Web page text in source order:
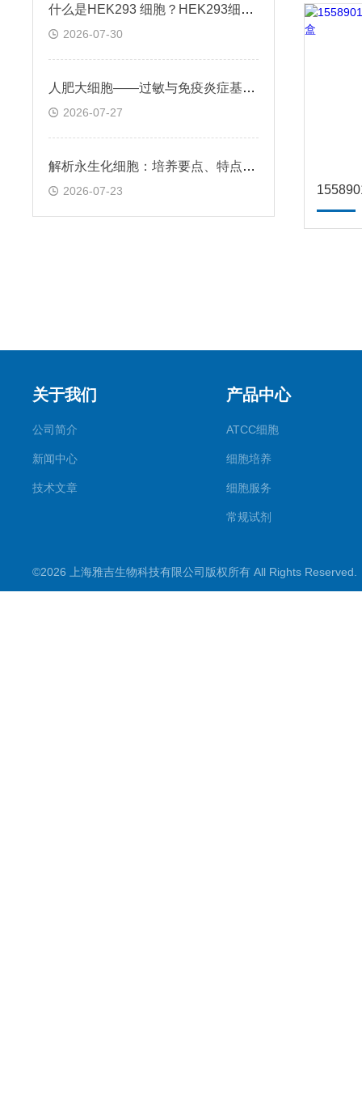
什么是HEK293 细胞？HEK293细胞在基因治疗领域的应用前景
2026-07-30
人肥大细胞——过敏与免疫炎症基础机制应用
2026-07-27
解析永生化细胞：培养要点、特点及科研应用场景
2026-07-23
关于我们
公司简介
新闻中心
技术文章
产品中心
ATCC细胞
细胞培养
细胞服务
常规试剂
PCR试剂盒
©2026 上海雅吉生物科技有限公司版权所有 All Rights